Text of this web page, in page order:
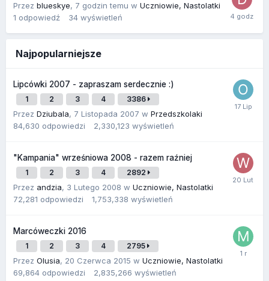
Przez blueskye, 7 godzin temu w Uczniowie, Nastolatki
1 odpowiedź 34 wyświetleń
Najpopularniejsze
Lipcówki 2007 - zapraszam serdecznie :)
1 2 3 4 3386
Przez Dziubala, 7 Listopada 2007 w Przedszkolaki
84,630 odpowiedzi 2,330,123 wyświetleń
"Kampania" wrześniowa 2008 - razem raźniej
1 2 3 4 2892
Przez andzia, 3 Lutego 2008 w Uczniowie, Nastolatki
72,281 odpowiedzi 1,753,338 wyświetleń
Marcóweczki 2016
1 2 3 4 2795
Przez Olusia, 20 Czerwca 2015 w Uczniowie, Nastolatki
69,864 odpowiedzi 2,835,266 wyświetleń